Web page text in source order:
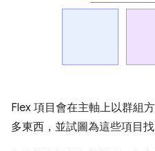
Flex 項目會在主軸上以群組
多東西，並試圖為這些項目找